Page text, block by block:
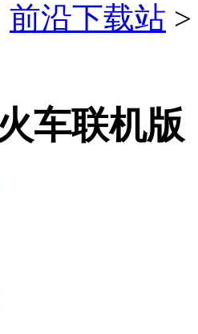
前沿下载站
车联机版